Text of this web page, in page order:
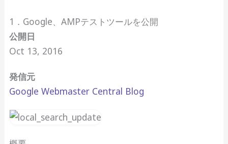
1．Google、AMPテストツールを公開
公開日
Oct 13, 2016
発信元
Google Webmaster Central Blog